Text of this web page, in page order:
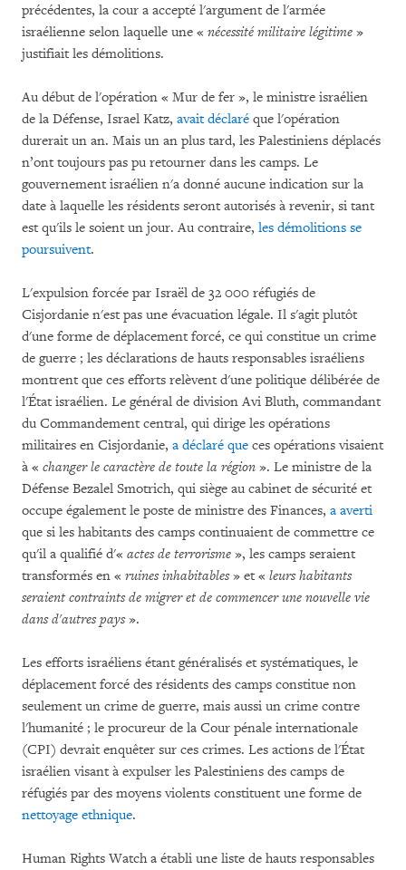
précédentes, la cour a accepté l'argument de l'armée
israélienne selon laquelle une « nécessité militaire légitime »
justifiait les démolitions.
Au début de l'opération « Mur de fer », le ministre israélien
de la Défense, Israel Katz, avait déclaré que l'opération
durerait un an. Mais un an plus tard, les Palestiniens déplacés
n’ont toujours pas pu retourner dans les camps. Le
gouvernement israélien n'a donné aucune indication sur la
date à laquelle les résidents seront autorisés à revenir, si tant
est qu'ils le soient un jour. Au contraire, les démolitions se
poursuivent.
L'expulsion forcée par Israël de 32 000 réfugiés de
Cisjordanie n'est pas une évacuation légale. Il s'agit plutôt
d'une forme de déplacement forcé, ce qui constitue un crime
de guerre ; les déclarations de hauts responsables israéliens
montrent que ces efforts relèvent d'une politique délibérée de
l'État israélien. Le général de division Avi Bluth, commandant
du Commandement central, qui dirige les opérations
militaires en Cisjordanie, a déclaré que ces opérations visaient
à « changer le caractère de toute la région ». Le ministre de la
Défense Bezalel Smotrich, qui siège au cabinet de sécurité et
occupe également le poste de ministre des Finances, a averti
que si les habitants des camps continuaient de commettre ce
qu'il a qualifié d'« actes de terrorisme », les camps seraient
transformés en « ruines inhabitables» et « leurs habitants
seraient contraints de migrer et de commencer une nouvelle vie
dans d'autres pays».
Les efforts israéliens étant généralisés et systématiques, le
déplacement forcé des résidents des camps constitue non
seulement un crime de guerre, mais aussi un crime contre
l'humanité ; le procureur de la Cour pénale internationale
(CPI) devrait enquêter sur ces crimes. Les actions de l'État
israélien visant à expulser les Palestiniens des camps de
réfugiés par des moyens violents constituent une forme de
nettoyage ethnique.
Human Rights Watch a établi une liste de hauts responsables